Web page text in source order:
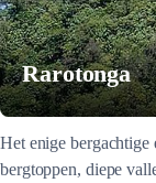
Rarotonga
Het enige
bergtoppen, diepe